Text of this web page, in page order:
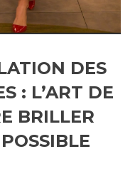
DES
: L’ART DE
BRILLER